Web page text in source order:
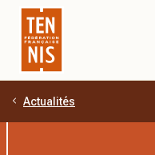
Aller au contenu principal
Actualités